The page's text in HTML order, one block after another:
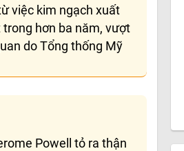
việc kim ngạch xuất
hơn ba năm, vượt
do Tổng thống Mỹ
Powell tỏ ra thận